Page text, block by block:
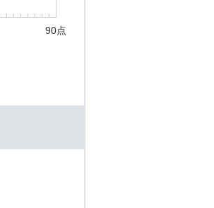
90点